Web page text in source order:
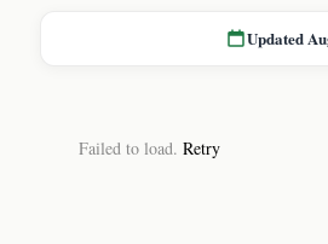
Updated
Failed to load. Retry